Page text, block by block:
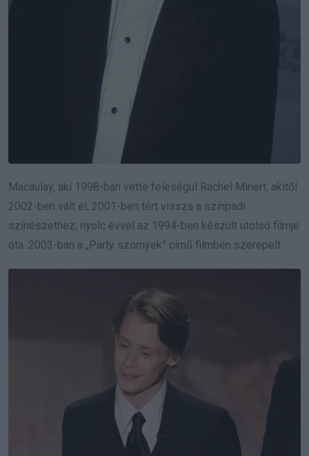
Macaulay, aki 1998-ban vette feleségül Rachel Minert, akitől
2002-ben vált el, 2001-ben tért vissza a színpadi
színészethez, nyolc évvel az 1994-ben készült utolsó filmje
óta. 2003-ban a „Party szörnyek” című filmben szerepelt.